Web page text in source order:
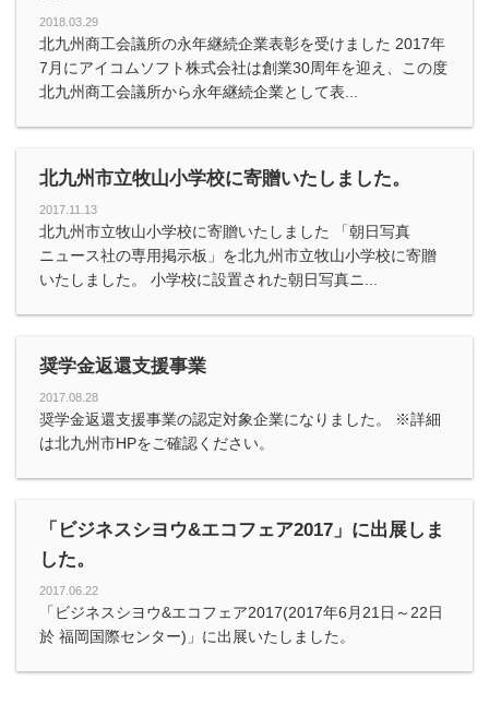
2018.03.29
北九州商工会議所の永年継続企業表彰を受けました 2017年
7月にアイコムソフト株式会社は創業30周年を迎え、この度
北九州商工会議所から永年継続企業として表...
北九州市立牧山小学校に寄贈いたしました。
2017.11.13
北九州市立牧山小学校に寄贈いたしました 「朝日写真
ニュース社の専用掲示板」を北九州市立牧山小学校に寄贈
いたしました。 小学校に設置された朝日写真ニ...
奨学金返還支援事業
2017.08.28
奨学金返還支援事業の認定対象企業になりました。 ※詳細
は北九州市HPをご確認ください。
「ビジネスシヨウ&エコフェア2017」に出展しま
した。
2017.06.22
「ビジネスシヨウ&エコフェア2017(2017年6月21日～22日
於 福岡国際センター)」に出展いたしました。